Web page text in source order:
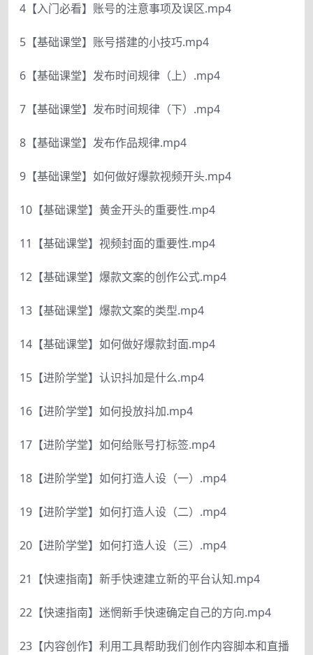
4【入门必看】账号的注意事项及误区.mp4
5【基础课堂】账号搭建的小技巧.mp4
6【基础课堂】发布时间规律（上）.mp4
7【基础课堂】发布时间规律（下）.mp4
8【基础课堂】发布作品规律.mp4
9【基础课堂】如何做好爆款视频开头.mp4
10【基础课堂】黄金开头的重要性.mp4
11【基础课堂】视频封面的重要性.mp4
12【基础课堂】爆款文案的创作公式.mp4
13【基础课堂】爆款文案的类型.mp4
14【基础课堂】如何做好爆款封面.mp4
15【进阶学堂】认识抖加是什么.mp4
16【进阶学堂】如何投放抖加.mp4
17【进阶学堂】如何给账号打标签.mp4
18【进阶学堂】如何打造人设（一）.mp4
19【进阶学堂】如何打造人设（二）.mp4
20【进阶学堂】如何打造人设（三）.mp4
21【快速指南】新手快速建立新的平台认知.mp4
22【快速指南】迷惘新手快速确定自己的方向.mp4
23【内容创作】利用工具帮助我们创作内容脚本和直播